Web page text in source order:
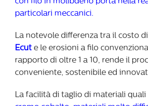
con filo in molibdeno porta nella
particolari meccanici.
La notevole differenza tra il costo
Ecut e le erosioni a filo
rapporto di oltre 1 a 10, rende il
conveniente, sostenibile ed
La facilità di taglio di materiali quali